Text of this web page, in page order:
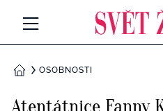
DOMŮOSOBNOSTI
Atentátnice Fanny